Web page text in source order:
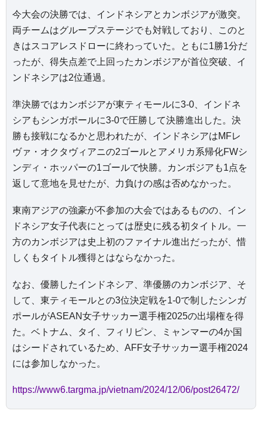
今大会の決勝では、インドネシアとカンボジアが激突。
両チームはグループステージでも対戦しており、このと
きはスコアレスドローに終わっていた。ともに1勝1分だ
ったが、得失点差で上回ったカンボジアが首位突破、イ
ンドネシアは2位通過。
準決勝ではカンボジアが東ティモールに3-0、インドネ
シアもシンガポールに3-0で圧勝して決勝進出した。決
勝も接戦になるかと思われたが、インドネシアはMFレ
ヴァ・オクタヴィアニの2ゴールとアメリカ系帰化FWシ
ンディ・ホッパーの1ゴールで快勝。カンボジアも1点を
返して意地を見せたが、力負けの感は否めなかった。
東南アジアの強豪が不参加の大会ではあるものの、イン
ドネシア女子代表にとっては歴史に残る初タイトル。一
方のカンボジアは史上初のファイナル進出だったが、惜
しくもタイトル獲得とはならなかった。
なお、優勝したインドネシア、準優勝のカンボジア、そ
して、東ティモールとの3位決定戦を1-0で制したシンガ
ポールがASEAN女子サッカー選手権2025の出場権を得
た。ベトナム、タイ、フィリピン、ミャンマーの4か国
はシードされているため、AFF女子サッカー選手権2024
には参加しなかった。
https://www6.targma.jp/vietnam/2024/12/06/post26472/